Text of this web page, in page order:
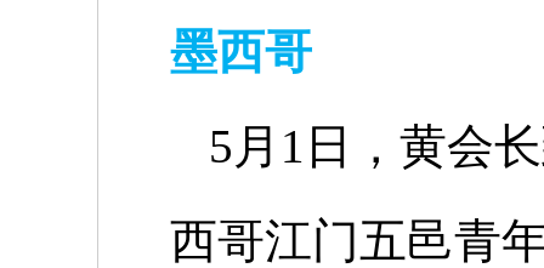
墨西哥
5 月 1 日，黄会
西哥江门五邑青